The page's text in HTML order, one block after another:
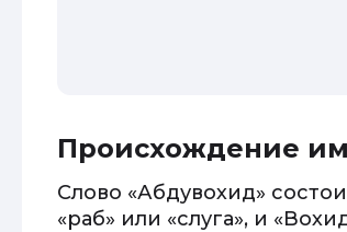
Происхождение
Слово «Абдувохид»
«раб» или «слуга», и